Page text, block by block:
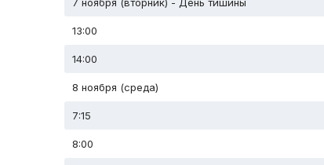
13:00
14:00
8 ноября (среда)
7:15
8:00